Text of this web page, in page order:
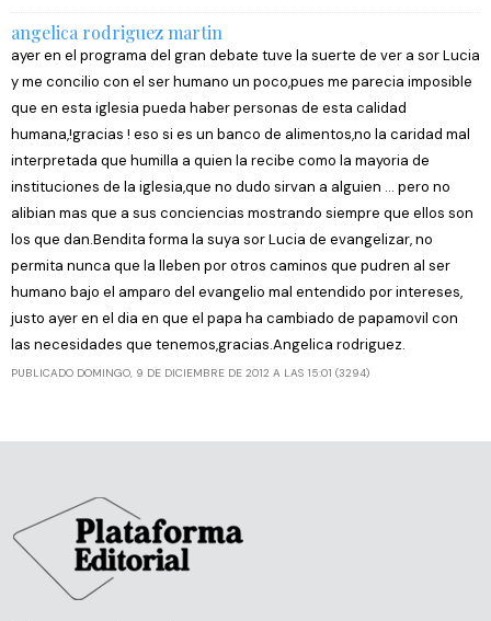
angelica rodriguez martin
ayer en el programa del gran debate tuve la suerte de ver a sor Lucia
y me concilio con el ser humano un poco,pues me parecia imposible
que en esta iglesia pueda haber personas de esta calidad
humana,!gracias ! eso si es un banco de alimentos,no la caridad mal
interpretada que humilla a quien la recibe como la mayoria de
instituciones de la iglesia,que no dudo sirvan a alguien ... pero no
alibian mas que a sus conciencias mostrando siempre que ellos son
los que dan.Bendita forma la suya sor Lucia de evangelizar, no
permita nunca que la lleben por otros caminos que pudren al ser
humano bajo el amparo del evangelio mal entendido por intereses,
justo ayer en el dia en que el papa ha cambiado de papamovil con
las necesidades que tenemos,gracias.Angelica rodriguez.
PUBLICADO DOMINGO, 9 DE DICIEMBRE DE 2012 A LAS 15:01 (3294)